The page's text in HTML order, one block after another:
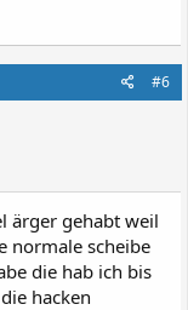
#6
ärger gehabt weil
normale scheibe
die hab ich bis
hacken